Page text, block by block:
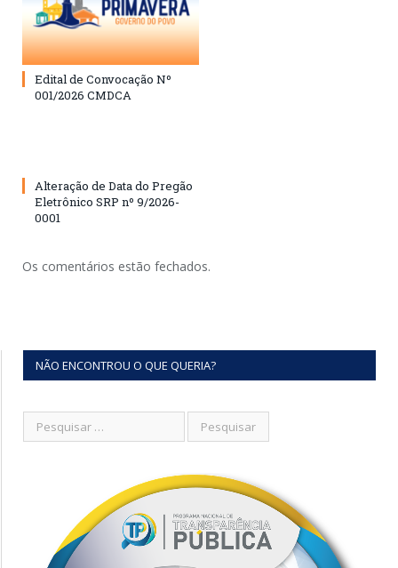
Edital de Convocação Nº
001/2026 CMDCA
Alteração de Data do Pregão
Eletrônico SRP nº 9/2026-
0001
Os comentários estão fechados.
NÃO ENCONTROU O QUE QUERIA?